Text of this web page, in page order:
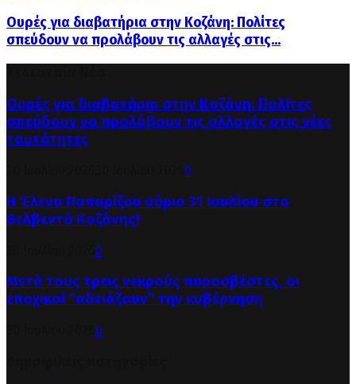
Ουρές για διαβατήρια στην Κοζάνη: Πολίτες
σπεύδουν να προλάβουν τις αλλαγές στις...
Ουρές για διαβατήρια στην Κοζάνη: Πολίτες
σπεύδουν να προλάβουν τις αλλαγές στις νέες
ταυτότητες
0
Η Έλενα Παπαρίζου αύριο 31 Ιουλίου στο
Βελβεντό Κοζάνης!
0
Μετά τους τρεις νεκρούς πυροσβέστες, οι
εποχικοί “αδειάζουν” την κυβέρνηση
0